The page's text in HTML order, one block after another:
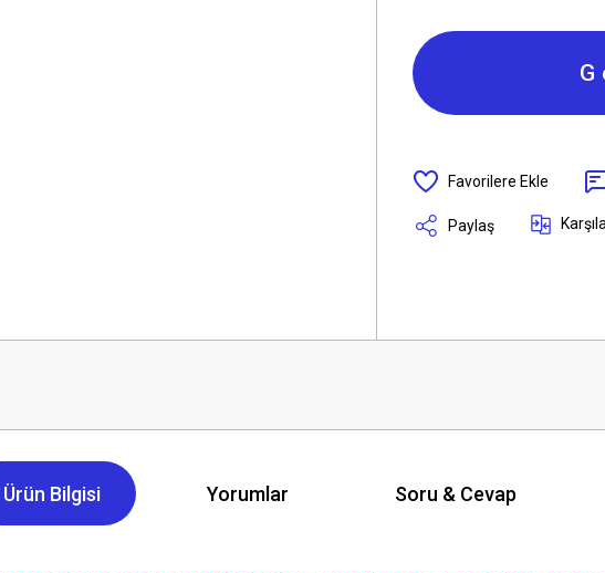
Paylaş
Ürün Bilgisi Yorumlar Soru & Cevap